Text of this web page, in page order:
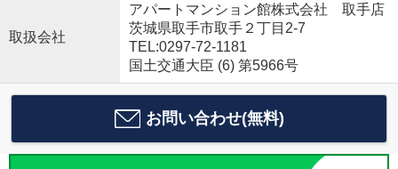
取扱会社
アパートマンション館株式会社 取手店
茨城県取手市取手２丁目2-7
TEL:0297-72-1181
国土交通大臣 (6) 第5966号
お問い合わせ(無料)